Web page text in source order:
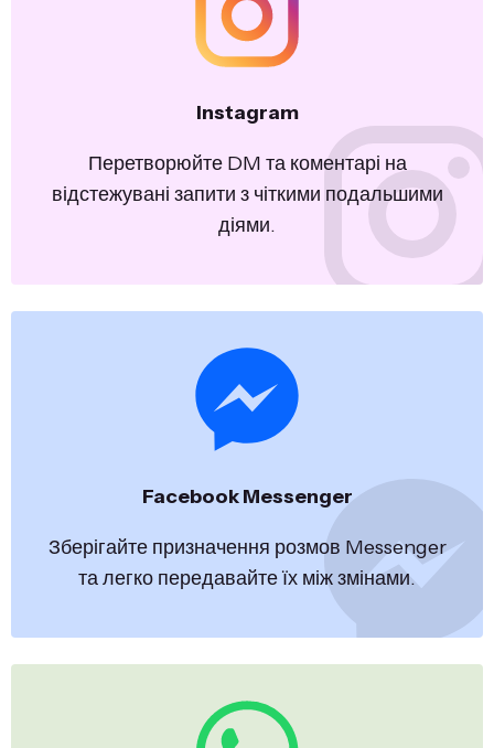
Instagram
Перетворюйте DM та коментарі на
відстежувані запити з чіткими подальшими
діями.
Facebook Messenger
Зберігайте призначення розмов Messenger
та легко передавайте їх між змінами.